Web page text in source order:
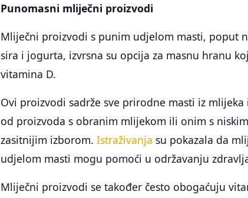
Punomasni mliječni proizvodi
Mliječni proizvodi s punim udjelom masti, poput
sira i jogurta, izvrsna su opcija za masnu hranu
vitamina D.
Ovi proizvodi sadrže sve prirodne masti iz
od proizvoda s obranim mlijekom ili onim s
zasitnijim izborom.Istraživanja su pokazala da
udjelom masti mogu pomoći u održavanju
Mliječni proizvodi se također često obogaćuju